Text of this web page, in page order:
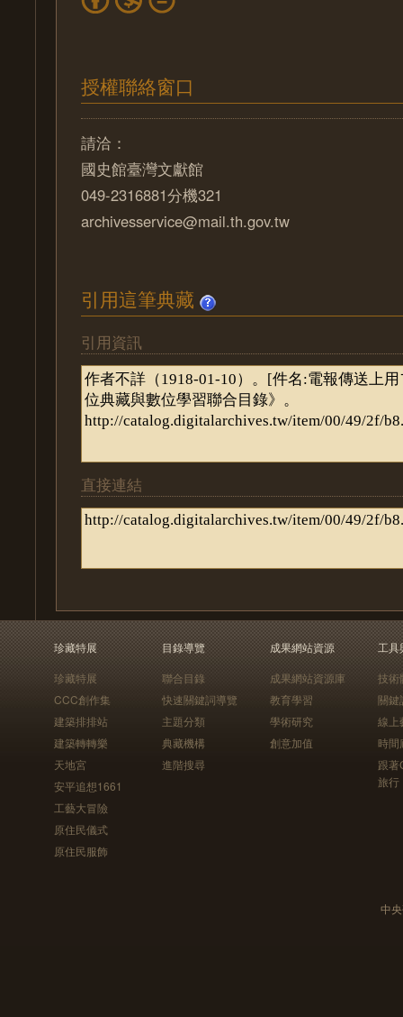
授權聯絡窗口
請洽：
國史館臺灣文獻館
049-2316881分機321
archivesservice@mail.th.gov.tw
引用這筆典藏
引用資訊
直接連結
珍藏特展
珍藏特展
CCC創作集
建築排排站
建築轉轉樂
天地宮
安平追想1661
工藝大冒險
原住民儀式
原住民服飾
目錄導覽
聯合目錄
快速關鍵詞導覽
主題分類
典藏機構
進階搜尋
成果網站資源
成果網站資源庫
教育學習
學術研究
創意加值
工具
技術
關鍵
線上
時間
跟
旅行
中